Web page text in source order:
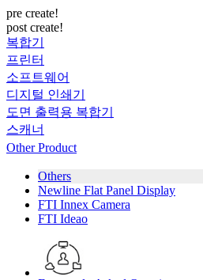
pre create!
post create!
복합기
프린터
소프트웨어
디지털 인쇄기
도면 출력용 복합기
스캐너
Other Product
Others
Newline Flat Panel Display
FTI Innex Camera
FTI Ideao